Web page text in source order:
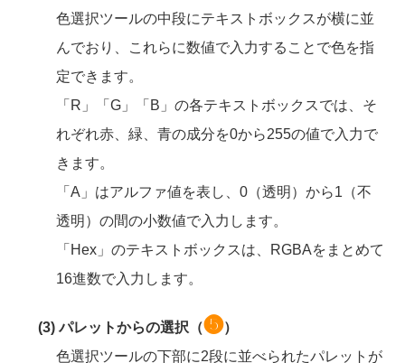
色選択ツールの中段にテキストボックスが横に並
んでおり、これらに数値で入力することで色を指
定できます。
「R」「G」「B」の各テキストボックスでは、そ
れぞれ赤、緑、青の成分を0から255の値で入力で
きます。
「A」はアルファ値を表し、0（透明）から1（不
透明）の間の小数値で入力します。
「Hex」のテキストボックスは、RGBAをまとめて
16進数で入力します。
(3) パレットからの選択（❺）
色選択ツールの下部に2段に並べられたパレットが